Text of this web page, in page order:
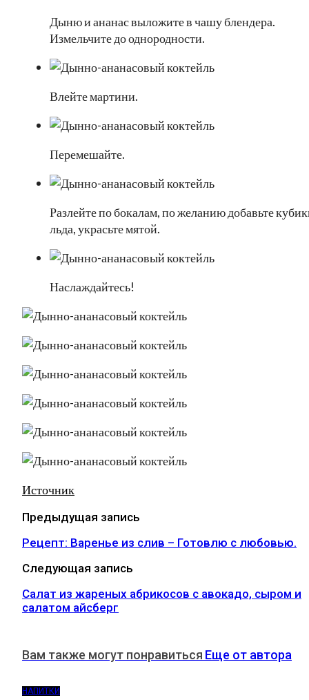
Дыню и ананас выложите в чашу блендера.
Измельчите до однородности.
Влейте мартини.
Перемешайте.
Разлейте по бокалам, по желанию добавьте
льда, украсьте мятой.
Наслаждайтесь!
Источник
Предыдущая запись
Рецепт: Варенье из слив – Готовлю с любовью.
Следующая запись
Салат из жареных абрикосов с авокадо, сыром и
салатом айсберг
Вам также могут понравиться Еще от автора
НАПИТКИ